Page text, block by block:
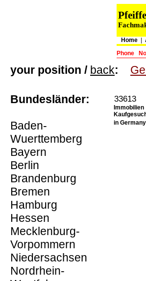
Home|
Phone
your position / back:
Bundesländer:
Baden-
Wuerttemberg
Bayern
Berlin
Brandenburg
Bremen
Hamburg
Hessen
Mecklenburg-
Vorpommern
Niedersachsen
Nordrhein-
33613
Immobilien
in Germany